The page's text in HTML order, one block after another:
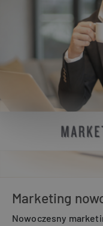
Marketing
Nowoczesny